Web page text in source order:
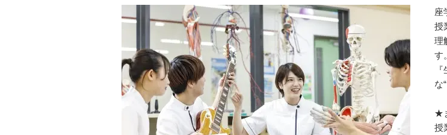
座
授
理
す
な
★
授